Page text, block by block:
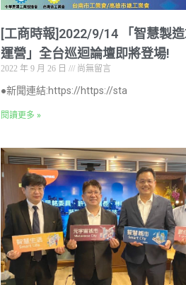
[工商時報]2022/9/14 「智慧製
運營」全台巡迴論壇即將登場!
2022 年 9 月 26 日 尚無留言
●新聞連結:https://https://sta
閱讀更多 »